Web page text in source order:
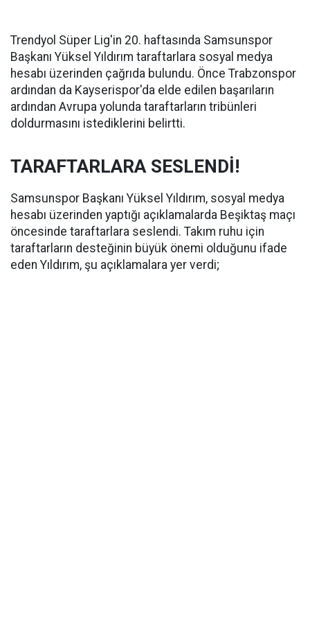
Trendyol Süper Lig'in 20. haftasında Samsunspor
Başkanı Yüksel Yıldırım taraftarlara sosyal medya
hesabı üzerinden çağrıda bulundu. Önce Trabzonspor
ardından da Kayserispor'da elde edilen başarıların
ardından Avrupa yolunda taraftarların tribünleri
doldurmasını istediklerini belirtti.
TARAFTARLARA SESLENDİ!
Samsunspor Başkanı Yüksel Yıldırım, sosyal medya
hesabı üzerinden yaptığı açıklamalarda Beşiktaş maçı
öncesinde taraftarlara seslendi. Takım ruhu için
taraftarların desteğinin büyük önemi olduğunu ifade
eden Yıldırım, şu açıklamalara yer verdi;